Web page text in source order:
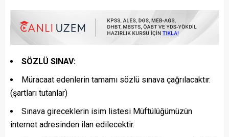
SÖZLÜ SINAV:
Müracaat edenlerin tamamı sözlü sınava çağrılacaktır.
(şartları tutanlar)
Sınava gireceklerin isim listesi Müftülüğümüzün
internet adresinden ilan edilecektir.